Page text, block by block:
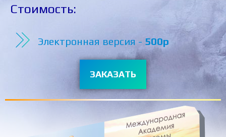
Стоимость:
Электронная версия - 500р
ЗАКАЗАТЬ